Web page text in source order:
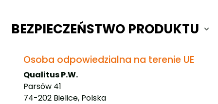
BEZPIECZEŃSTWO PRODUKTU
Osoba odpowiedzialna na terenie UE
Qualitus P.W.
Parsów 41
74-202 Bielice, Polska